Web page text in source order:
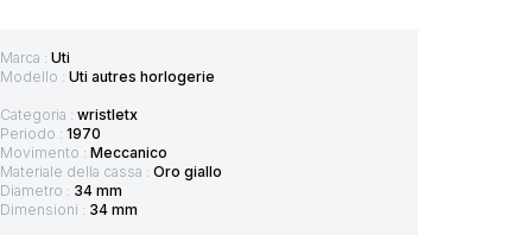
Marca : Uti
Modello : Uti autres horlogerie
Categoria : wristletx
Periodo : 1970
Movimento : Meccanico
Materiale della cassa : Oro giallo
Diametro : 34 mm
Dimensioni : 34 mm